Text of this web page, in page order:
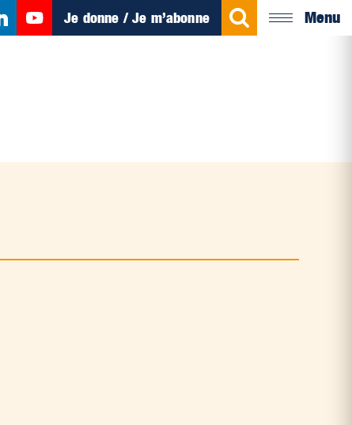
Je donne / Je m’abonne Menu